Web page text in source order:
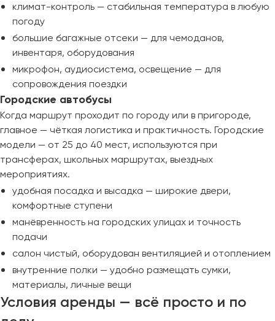
климат-контроль — стабильная температура в любую
погоду
большие багажные отсеки — для чемоданов,
инвентаря, оборудования
микрофон, аудиосистема, освещение — для
сопровождения поездки
Городские автобусы
Когда маршрут проходит по городу или в пригороде,
главное — чёткая логистика и практичность. Городские
модели — от 25 до 40 мест, используются при
трансферах, школьных маршрутах, выездных
мероприятиях.
удобная посадка и высадка — широкие двери,
комфортные ступени
манёвренность на городских улицах и точность
подачи
салон чистый, оборудован вентиляцией и отоплением
внутренние полки — удобно размещать сумки,
материалы, личные вещи
Условия аренды — всё просто и по